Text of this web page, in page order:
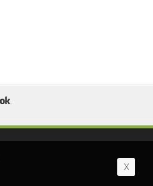
X